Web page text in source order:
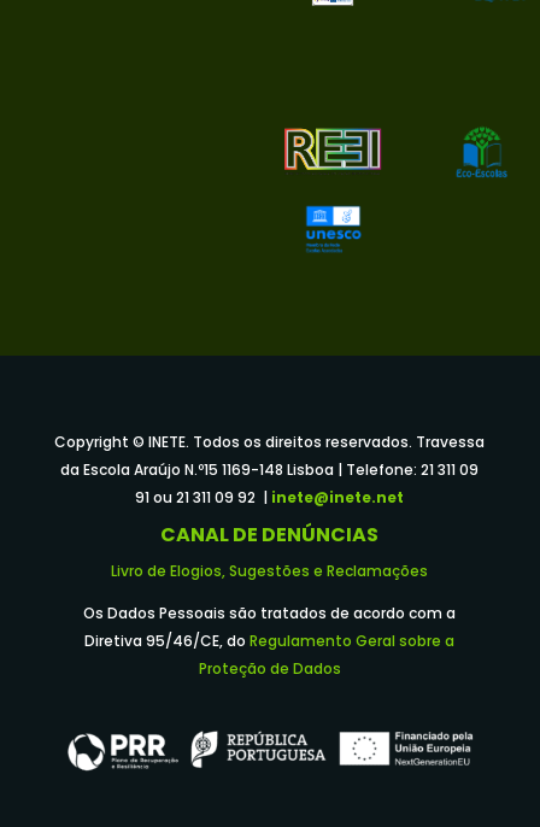
Copyright © INETE. Todos os direitos reservados. Travessa
da Escola Araújo N.º15 1169-148 Lisboa | Telefone: 21 311 09
91 ou 21 311 09 92 | inete@inete.net
CANAL DE DENÚNCIAS
Livro de Elogios, Sugestões e Reclamações
Os Dados Pessoais são tratados de acordo com a
Diretiva 95/46/CE, doRegulamento Geral sobre a
Proteção de Dados